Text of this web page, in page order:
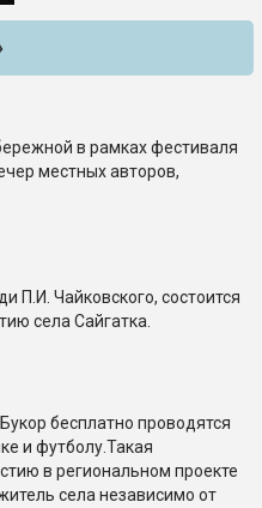
в рамках фестиваля
местных авторов,
П.И. Чайковского, состоится
села Сайгатка.
бесплатно проводятся
и футболу.Такая
в региональном проекте
села независимо от